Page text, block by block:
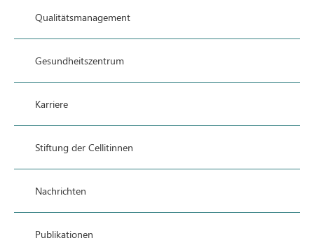
Qualitätsmanagement
Gesundheitszentrum
Karriere
Stiftung der Cellitinnen
Nachrichten
Publikationen